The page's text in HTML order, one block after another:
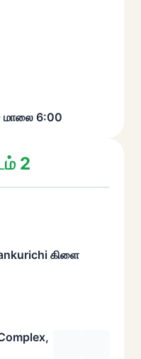
மாலை 6:00
2
கிளை